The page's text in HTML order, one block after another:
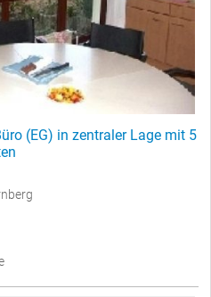
(EG) in zentraler Lage mit 5